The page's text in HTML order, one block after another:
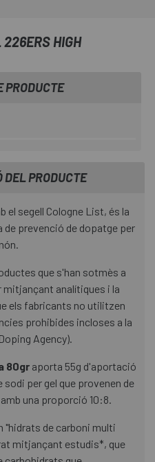
És apte per a vegans,
en tres sabors.
226ERS HIGH
PRODUCTE
DEL PRODUCTE
el segell Cologne List, és la
de prevenció de dopatge per
que s'han sotmès a
analítiques i la
els fabricants no utilitzen
prohibides incloses a la
Agency).
80gr aporta 55g d'aportació
per gel que provenen de
una proporció 10:8.
"hidrats de carboni multi
mitjançant estudis*, que